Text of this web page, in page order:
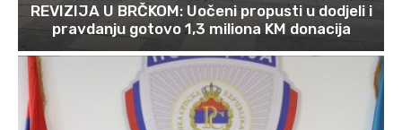
REVIZIJA U BRČKOM: Uočeni propusti u dodjeli i
pravdanju gotovo 1,3 miliona KM donacija